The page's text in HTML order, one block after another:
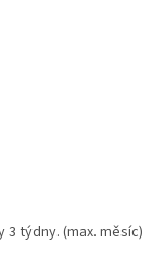
3 týdny. (max. měsíc)